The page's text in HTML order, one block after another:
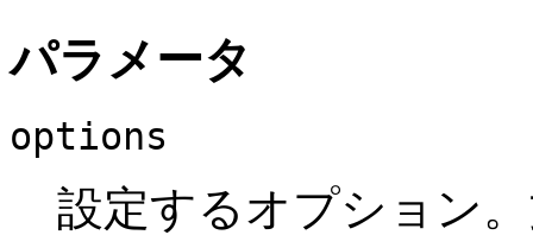
パラメータ
options
設定するオプション